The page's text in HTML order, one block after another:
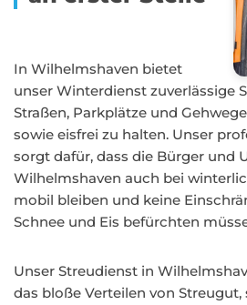
In Wilhelmshaven bietet
unser Winterdienst zuverlässige
Straßen, Parkplätze und
sowie eisfrei zu halten. Unser
sorgt dafür, dass die Bürger und
Wilhelmshaven auch bei
mobil bleiben und keine
Schnee und Eis befürchten
Unser Streudienst in
das bloße Verteilen von